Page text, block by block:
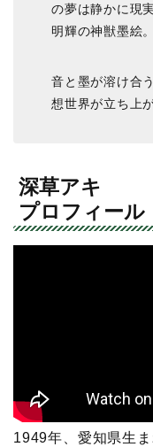
の夢は静かに現
明輝の神獣墨絵。
音と墨が溶け合
想世界が立ち上が
深草アキ
プロフィール
1949年、愛知県生